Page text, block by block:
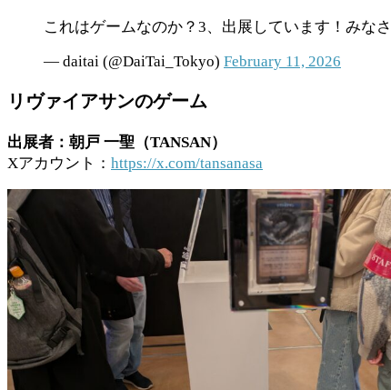
これはゲームなのか？3、出展しています！みな
— daitai (@DaiTai_Tokyo) February 11, 2026
リヴァイアサンのゲーム
出展者：朝戸 一聖（TANSAN）
Xアカウント： https://x.com/tansanasa